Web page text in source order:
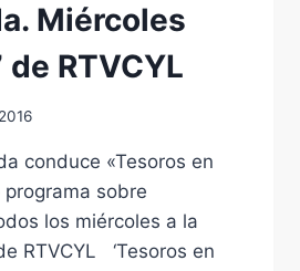
Miércoles
de RTVCYL
conduce «Tesoros en
programa sobre
los miércoles a la
RTVCYL ‘Tesoros en